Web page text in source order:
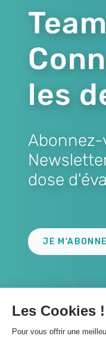
les
Abonnez-
dose
JE M'ABONNE